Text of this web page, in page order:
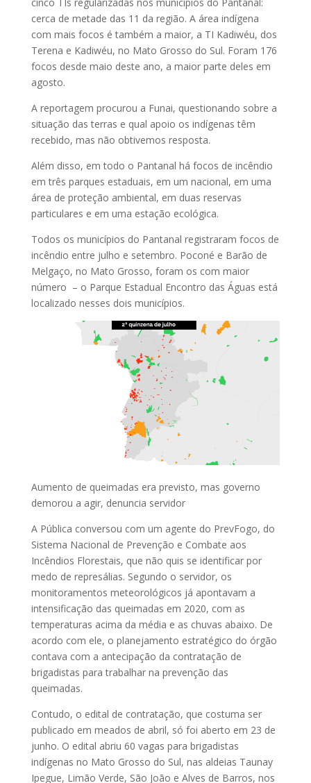
cinco TIs regularizadas nos municípios do Pantanal:
cerca de metade das 11 da região. A área indígena
com mais focos é também a maior, a TI Kadiwéu, dos
Terena e Kadiwéu, no Mato Grosso do Sul. Foram 176
focos desde maio deste ano, a maior parte deles em
agosto.
A reportagem procurou a Funai, questionando sobre a
situação das terras e qual apoio os indígenas têm
recebido, mas não obtivemos resposta.
Além disso, em todo o Pantanal há focos de incêndio
em três parques estaduais, em um nacional, em uma
área de proteção ambiental, em duas reservas
particulares e em uma estação ecológica.
Todos os municípios do Pantanal registraram focos de
incêndio entre julho e setembro. Poconé e Barão de
Melgaço, no Mato Grosso, foram os com maior
número – o Parque Estadual Encontro das Águas está
localizado nesses dois municípios.
Aumento de queimadas era previsto, mas governo
demorou a agir, denuncia servidor
A Pública conversou com um agente do PrevFogo, do
Sistema Nacional de Prevenção e Combate aos
Incêndios Florestais, que não quis se identificar por
medo de represálias. Segundo o servidor, os
monitoramentos meteorológicos já apontavam a
intensificação das queimadas em 2020, com as
temperaturas acima da média e as chuvas abaixo. De
acordo com ele, o planejamento estratégico do órgão
contava com a antecipação da contratação de
brigadistas para trabalhar na prevenção das
queimadas.
Contudo, o edital de contratação, que costuma ser
publicado em meados de abril, só foi aberto em 23 de
junho. O edital abriu 60 vagas para brigadistas
indígenas no Mato Grosso do Sul, nas aldeias Taunay
Ipegue, Limão Verde, São João e Alves de Barros, nos